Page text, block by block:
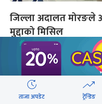
जिल्ला अदालत मोरङले
मुद्दाको मिसिल
यो पनि
ताजा अपडेट ट्रेन्डिङ